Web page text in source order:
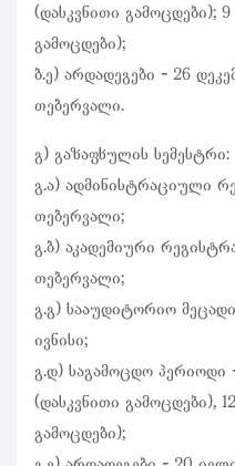
(დასკვნითი გამოცდები);
გამოცდები);
ბ.ე) არდადეგები - 26
თებერვალი.
გ) გაზაფხულის სემესტრი:
გ.ა) ადმინისტრაციული
თებერვალი;
გ.ბ) აკადემიური
თებერვალი;
გ.გ) სააუდიტორიო
ივნისი;
გ.დ) საგამოცდო პერიოდი
(დასკვნითი გამოცდები),
გამოცდები);